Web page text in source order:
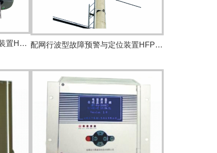
输电线路分布式故障定位监测装置HFP-GZS2000 配网行波型故障预警与定位装置HFP-GZS1000